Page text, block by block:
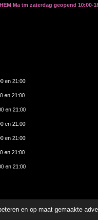
en op maat gemaakte
Ma tm zaterdag geopend 10:00-
en 21:00
en 21:00
en 21:00
en 21:00
en 21:00
en 21:00
en 21:00